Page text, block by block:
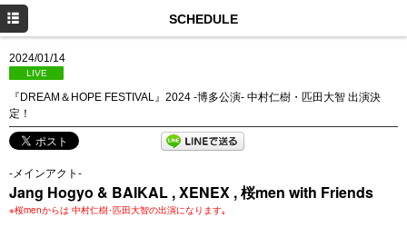
SCHEDULE
2024/01/14
LIVE
『DREAM＆HOPE FESTIVAL』2024 -博多公演- 中村仁樹・匹田大智 出演決
定！
-メインアクト-
Jang Hogyo & BAIKAL , XENEX , 桜men with Friends
※桜menからは 中村仁樹･匹田大智の出演になります｡
NEWS
SCHEDULE
お仕事のご依頼